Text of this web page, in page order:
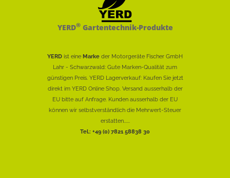
YERD®Gartentechnik-Produkte
YERD ist eine Marke der Motorgeräte Fischer GmbH
Lahr - Schwarzwald: Gute Marken-Qualität zum
günstigen Preis. YERD Lagerverkauf: Kaufen Sie jetzt
direkt im YERD Online Shop. Versand ausserhalb der
EU bitte auf Anfrage. Kunden ausserhalb der EU
können wir selbstverständlich die Mehrwert-Steuer
erstatten......
Tel.: +49 (0) 7821 58838 30